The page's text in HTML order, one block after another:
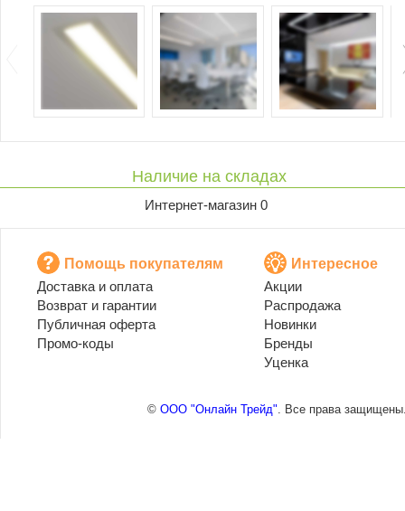
Наличие на складах
Интернет-магазин 0
Помощь покупателям
Доставка и оплата
Возврат и гарантии
Публичная оферта
Промо-коды
Интересное
Акции
Распродажа
Новинки
Бренды
Уценка
© ООО "Онлайн Трейд" . Все права